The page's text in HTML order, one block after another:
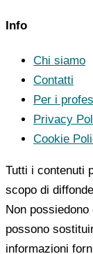
Info
Chi siamo
Contatti
Per i
Privacy
Cookie
Tutti i contenuti
scopo di
Non
possono
informazioni